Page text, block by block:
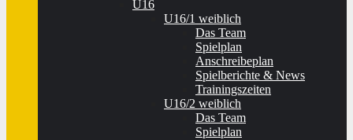
U16
U16/1 weiblich
Das Team
Spielplan
Anschreibeplan
Spielberichte & News
Trainingszeiten
U16/2 weiblich
Das Team
Spielplan